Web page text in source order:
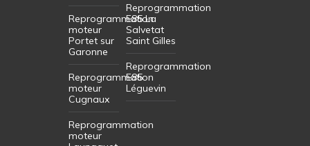
Reprogrammation
moteur
Portet sur
Garonne
Reprogrammation
moteur
Cugnaux
Reprogrammation
moteur
Reprogrammation
E85 La
Salvetat
Saint Gilles
Reprogrammation
E85
Léguevin